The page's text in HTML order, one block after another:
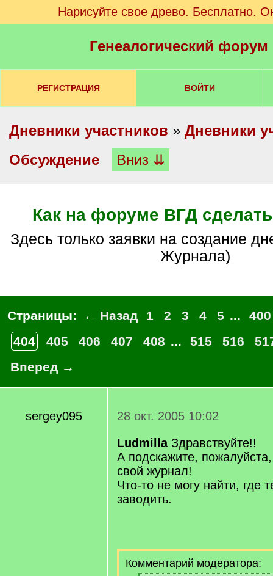
Нарисуйте свое древо. Бесплатно.
Генеалогический
РЕГИСТРАЦИЯ ВОЙТИ
Дневники участников » Дневники
Обсуждение
Вниз ⇊
Как на форуме ВГД
здесь только заявки на создание дневника (Живого
Журнала)
Страницы: ← Назад 1 2 3 4 5 ...
400
404
405 406 407 408 ... 515 516
Вперед →
sergey095
28 окт. 2005 10:02
LudmillaЗдравствуйте!!
А подскажите,
свой журнал!
Что-то не могу найти, где
заводить.
Комментарий модератора: